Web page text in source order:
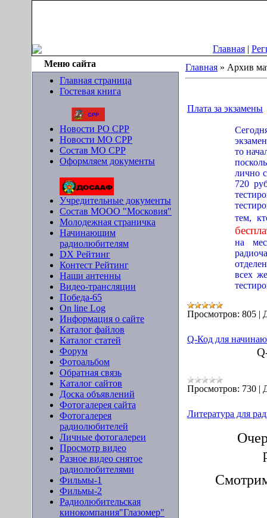
Главная |
Меню сайта
Главная страница
Гостевая книга
Новости РО СРР
Новости МО СРР
Состав МО СРР
Оформляем документы
Учредительные документы
Состав МООО "Московия"
Молодежная страничка
Начинающим
радиолюбителям
DX Рейтинг
Контест Рейтинг
Наши антенны
Видео-трансляции
Победа-65
On line Log
Информация о сайте
Каталог файлов
Каталог статей
Форум
Фотоальбом
Обратная связь
Каталог сайтов
Доска объявлений
Фотогалерея сайта
Фотогалерея
радиолюбителей
Личные фотогалереи
Просмотр видео
Разное видео снятое
радиолюбителями
Фильмы-1
Фильмы-2
Радиолюбительская
кинокомпания"Глазомер"
Главная » Архив
Плата за экзамены
то
лично
720
тем,
на
всех
Просмотров: 805 |
Q-Код для
Просмотров: 730 |
Литература для